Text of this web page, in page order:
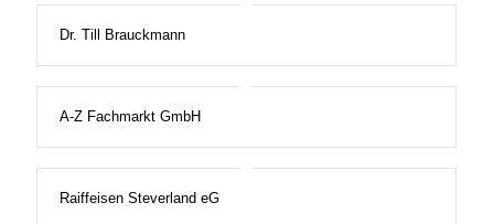
Dr. Till Brauckmann
A-Z Fachmarkt GmbH
Raiffeisen Steverland eG